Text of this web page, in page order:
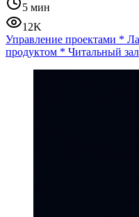
5 мин
12K
Управление проектами *
продуктом * Читальный зал